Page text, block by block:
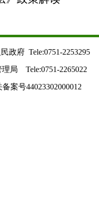
政府 Tele:0751-2253295
局 Tele:0751-2265022
案号44023302000012